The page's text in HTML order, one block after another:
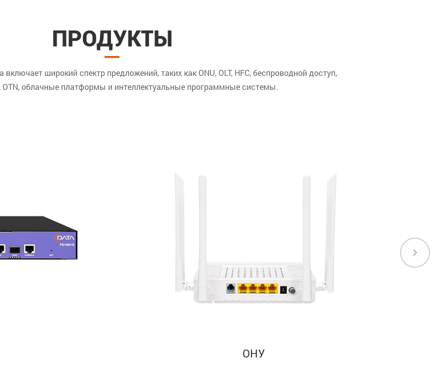
ПРОДУКТЫ
широкий спектр предложений, таких как ONU, OLT, HFC, беспроводной доступ,
облачные платформы и интеллектуальные программные системы.
Беспроводной
